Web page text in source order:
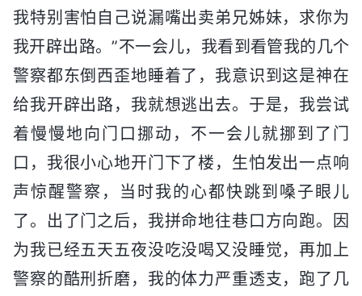
我特别害怕自己说漏嘴出卖弟兄姊妹，求你为
我开辟出路。”不一会儿，我看到看管我的几个
警察都东倒西歪地睡着了，我意识到这是神在
给我开辟出路，我就想逃出去。于是，我尝试
着慢慢地向门口挪动，不一会儿就挪到了门
口，我很小心地开门下了楼，生怕发出一点响
声惊醒警察，当时我的心都快跳到嗓子眼儿
了。出了门之后，我拼命地往巷口方向跑。因
为我已经五天五夜没吃没喝又没睡觉，再加上
警察的酷刑折磨，我的体力严重透支，跑了几